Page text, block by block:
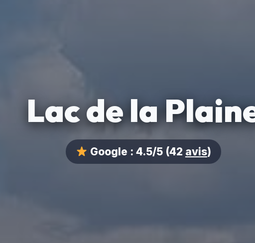
Lac de la
Google : 4.5/5(42 avis)